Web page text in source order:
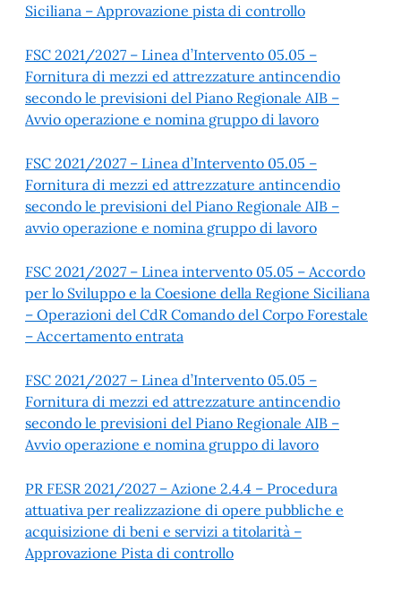
Siciliana – Approvazione pista di controllo
FSC 2021/2027 – Linea d’Intervento 05.05 –
Fornitura di mezzi ed attrezzature antincendio
secondo le previsioni del Piano Regionale AIB –
Avvio operazione e nomina gruppo di lavoro
FSC 2021/2027 – Linea d’Intervento 05.05 –
Fornitura di mezzi ed attrezzature antincendio
secondo le previsioni del Piano Regionale AIB –
avvio operazione e nomina gruppo di lavoro
FSC 2021/2027 – Linea intervento 05.05 – Accordo
per lo Sviluppo e la Coesione della Regione Siciliana
– Operazioni del CdR Comando del Corpo Forestale
– Accertamento entrata
FSC 2021/2027 – Linea d’Intervento 05.05 –
Fornitura di mezzi ed attrezzature antincendio
secondo le previsioni del Piano Regionale AIB –
Avvio operazione e nomina gruppo di lavoro
PR FESR 2021/2027 – Azione 2.4.4 – Procedura
attuativa per realizzazione di opere pubbliche e
acquisizione di beni e servizi a titolarità –
Approvazione Pista di controllo